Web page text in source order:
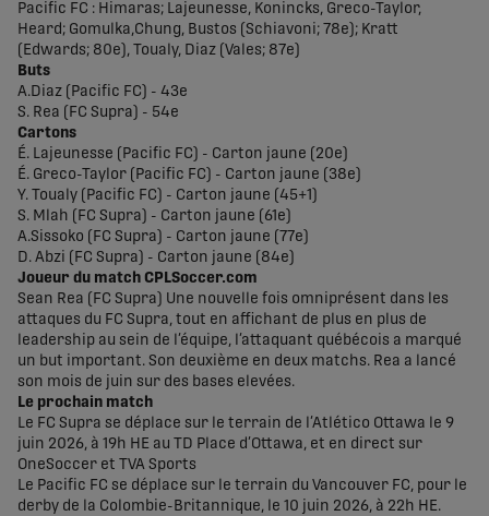
Pacific FC : Himaras; Lajeunesse, Konincks, Greco-Taylor,
Heard; Gomulka,Chung, Bustos (Schiavoni; 78e); Kratt
(Edwards; 80e), Toualy, Diaz (Vales; 87e)
Buts
A.Diaz (Pacific FC) - 43e
S. Rea (FC Supra) - 54e
Cartons
É. Lajeunesse (Pacific FC) - Carton jaune (20e)
É. Greco-Taylor (Pacific FC) - Carton jaune (38e)
Y. Toualy (Pacific FC) - Carton jaune (45+1)
S. Mlah (FC Supra) - Carton jaune (61e)
A.Sissoko (FC Supra) - Carton jaune (77e)
D. Abzi (FC Supra) - Carton jaune (84e)
Joueur du match CPLSoccer.com
Sean Rea (FC Supra) Une nouvelle fois omniprésent dans les
attaques du FC Supra, tout en affichant de plus en plus de
leadership au sein de l’équipe, l’attaquant québécois a marqué
un but important. Son deuxième en deux matchs. Rea a lancé
son mois de juin sur des bases elevées.
Le prochain match
Le FC Supra se déplace sur le terrain de l’Atlético Ottawa le 9
juin 2026, à 19h HE au TD Place d’Ottawa, et en direct sur
OneSoccer et TVA Sports
Le Pacific FC se déplace sur le terrain du Vancouver FC, pour le
derby de la Colombie-Britannique, le 10 juin 2026, à 22h HE.